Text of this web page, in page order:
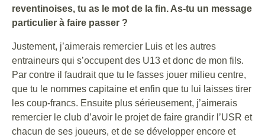
reventinoises, tu as le mot de la fin. As-tu un message
particulier à faire passer ?
Justement, j’aimerais remercier Luis et les autres
entraineurs qui s’occupent des U13 et donc de mon fils.
Par contre il faudrait que tu le fasses jouer milieu centre,
que tu le nommes capitaine et enfin que tu lui laisses tirer
les coup-francs. Ensuite plus sérieusement, j’aimerais
remercier le club d’avoir le projet de faire grandir l’USR et
chacun de ses joueurs, et de se développer encore et